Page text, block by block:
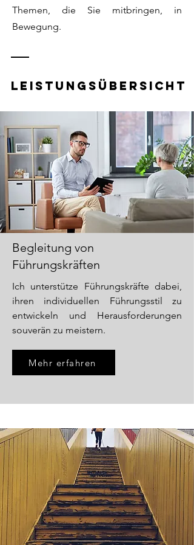
Themen, die Sie mitbringen, in
Bewegung.
Leistungsübersicht
Begleitung von
Führungskräften
Ich unterstütze Führungskräfte dabei,
ihren individuellen Führungsstil zu
entwickeln und Herausforderungen
souverän zu meistern.
Mehr erfahren